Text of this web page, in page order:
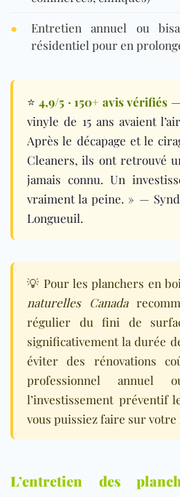
●
Entretien annuel ou
résidentiel pour en
⭐4,9/5 · 150+ avis vérifiés
vinyle de 15 ans avaient
Après le décapage et le
Cleaners, ils ont retrouvé
jamais connu. Un
vraiment la peine. » —
Longueuil.
💡 Pour les planchers en
naturelles Canada
régulier du fini de
significativement la durée
éviter des rénovations
professionnel annuel
l’investissement préventif
vous puissiez faire sur
L’entretien des